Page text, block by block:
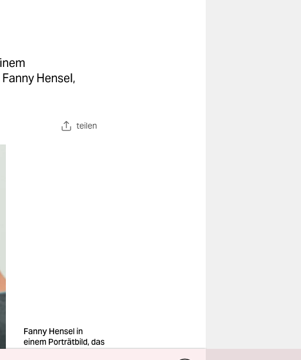
Hensel,
teilen
Fanny Hensel in
einem Porträtbild, das
im Leipziger